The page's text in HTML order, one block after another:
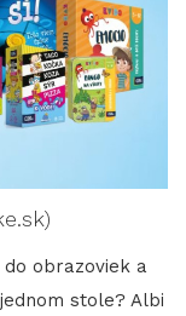
obrazoviek a
stole? Albi